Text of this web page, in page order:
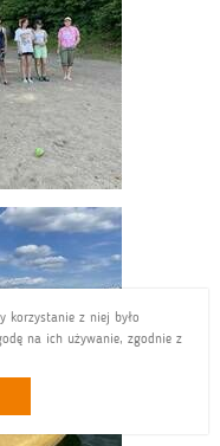
korzystanie z niej było
na ich używanie, zgodnie z